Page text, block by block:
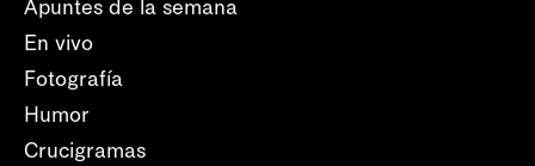
Apuntes de la semana
En vivo
Fotografía
Humor
Crucigramas